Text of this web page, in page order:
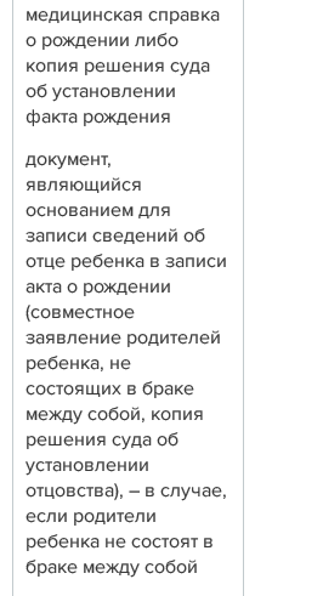
медицинская справка
о рождении либо
копия решения суда
об установлении
факта рождения
документ,
являющийся
основанием для
записи сведений об
отце ребенка в записи
акта о рождении
(совместное
заявление родителей
ребенка, не
состоящих в браке
между собой, копия
решения суда об
установлении
отцовства), – в случае,
если родители
ребенка не состоят в
браке между собой